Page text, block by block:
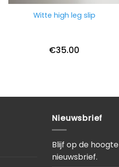
Witte high leg slip
€35.00
Nieuwsbrief
Blijf op de
nieuwsbrief.